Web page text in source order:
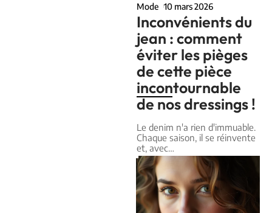
Mode 10 mars 2026
Inconvénients du
jean : comment
éviter les pièges
de cette pièce
incontournable
de nos dressings !
Le denim n'a rien d'immuable.
Chaque saison, il se réinvente
et, avec…